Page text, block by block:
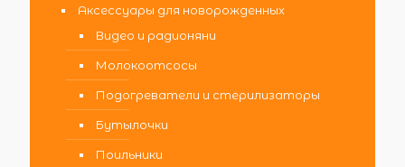
Аксессуары для новорожденных
Видео и радионяни
Молокоотсосы
Подогреватели и стерилизаторы
Бутылочки
Поильники